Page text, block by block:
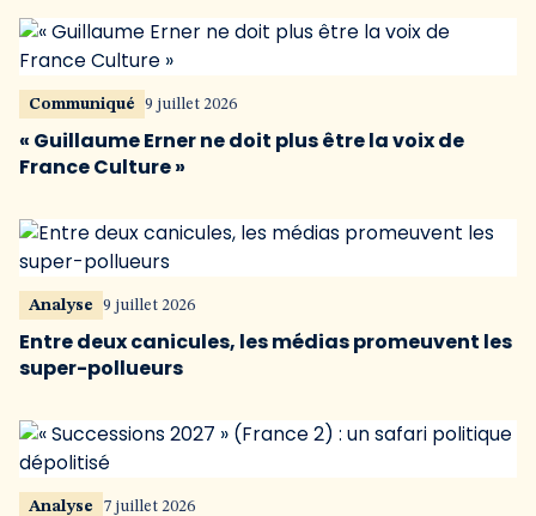
Communiqué 9 juillet 2026
« Guillaume Erner ne doit plus être la voix de
France Culture »
Analyse 9 juillet 2026
Entre deux canicules, les médias promeuvent les
super-pollueurs
Analyse 7 juillet 2026